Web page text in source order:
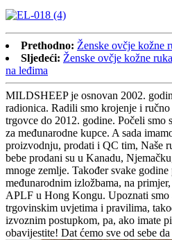
Prethodno: Ženske ovčje kožne
Sljedeći: Ženske ovčje kožne
na leđima
MILDSHEEP je osnovan 2002.
radionica. Radili smo krojenje i ručno
trgovce do 2012. godine. Počeli smo
za međunarodne kupce. A sada
proizvodnju, prodati i QC tim, Naše
bebe prodani su u Kanadu,
mnoge zemlje. Također svake
međunarodnim izložbama, na
APLF u Hong Kongu. Upoznati smo
trgovinskim uvjetima i pravilima,
izvoznim postupkom, pa, ako imate
obavijestite! Dat ćemo sve od sebe